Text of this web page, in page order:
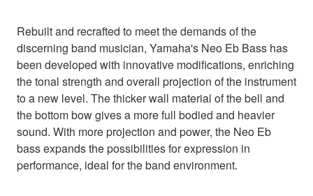
Rebuilt and recrafted to meet the demands of the
discerning band musician, Yamaha's Neo Eb Bass has
been developed with innovative modifications, enriching
the tonal strength and overall projection of the instrument
to a new level. The thicker wall material of the bell and
the bottom bow gives a more full bodied and heavier
sound. With more projection and power, the Neo Eb
bass expands the possibilities for expression in
performance, ideal for the band environment.